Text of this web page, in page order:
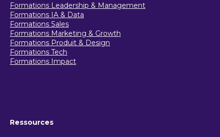
Formations Leadership & Management
Formations IA & Data
Formations Sales
Formations Marketing & Growth
Formations Produit & Design
Formations Tech
Formations Impact
Ressources